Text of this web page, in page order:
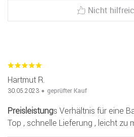
Nicht
Hartmut R.
30.05.2023 geprüfter Kauf
Preis leistungs Verhältnis für eine
Top , schnelle Lieferung , leicht zu